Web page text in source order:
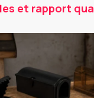
et rapport